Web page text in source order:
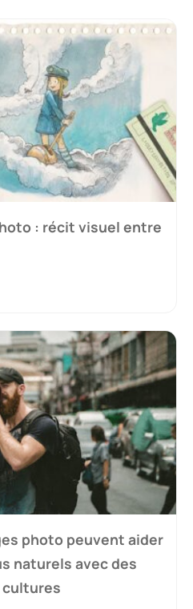
: récit visuel entre
photo peuvent aider
naturels avec des
cultures